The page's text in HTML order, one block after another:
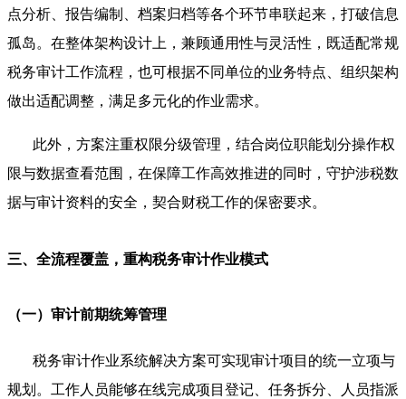
点分析、报告编制、档案归档等各个环节串联起来，打破信息
孤岛。在整体架构设计上，兼顾通用性与灵活性，既适配常规
税务审计工作流程，也可根据不同单位的业务特点、组织架构
做出适配调整，满足多元化的作业需求。
此外，方案注重权限分级管理，结合岗位职能划分操作权
限与数据查看范围，在保障工作高效推进的同时，守护涉税数
据与审计资料的安全，契合财税工作的保密要求。
三、全流程覆盖，重构税务审计作业模式
（一）审计前期统筹管理
税务审计作业系统解决方案可实现审计项目的统一立项与
规划。工作人员能够在线完成项目登记、任务拆分、人员指派